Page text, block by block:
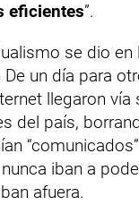
eficientes”.
se dio en
un día para
llegaron vía
del país,
iban a
afuera.